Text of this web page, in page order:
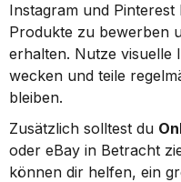
Instagram und Pinterest
Produkte zu bewerben
erhalten. Nutze visuelle
wecken und teile
bleiben.
Zusätzlich solltest du
oder eBay in Betracht
können dir helfen, ein